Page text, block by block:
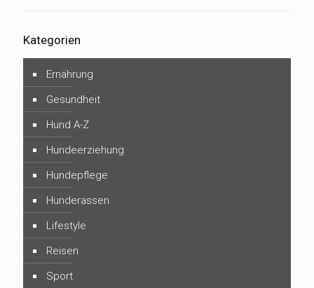
Kategorien
Ernährung
Gesundheit
Hund A-Z
Hundeerziehung
Hundepflege
Hunderassen
Lifestyle
Reisen
Sport